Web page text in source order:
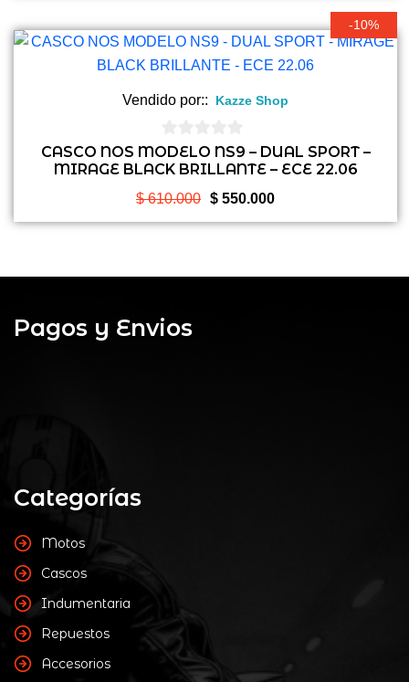
-10%
Vendido por:: Kazze Shop
0
de
5
CASCO NOS MODELO NS9 – DUAL SPORT –
MIRAGE BLACK BRILLANTE – ECE 22.06
$610.000 El
precio
$ 550.000El
precio
Pagos y Envios
Categorías
Motos
Cascos
Indumentaria
Repuestos
Accesorios